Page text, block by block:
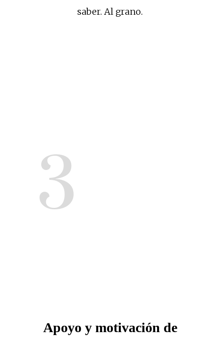
saber. Al grano.
3
Apoyo y motivación de